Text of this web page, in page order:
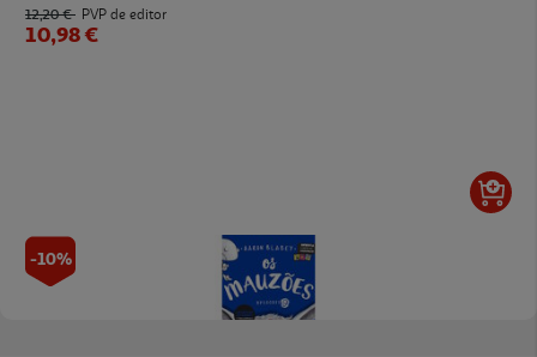
12,20 € PVP de editor
10,98 €
-10%